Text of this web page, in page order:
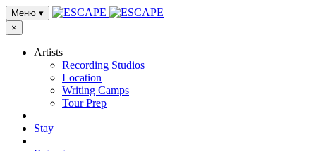
Меню ▾
×
Artists
Recording Studios
Location
Writing Camps
Tour Prep
Stay